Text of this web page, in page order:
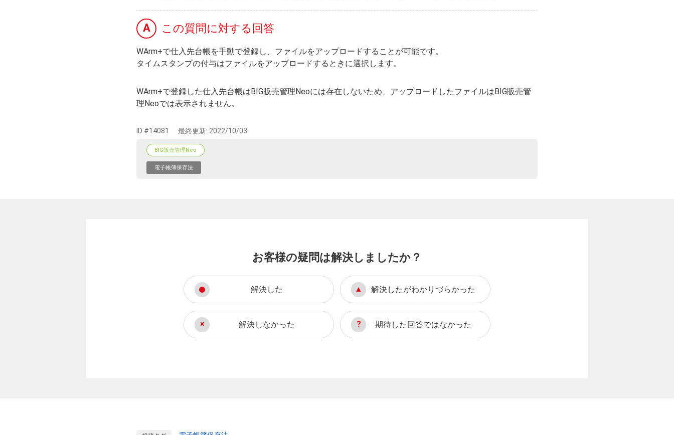
A この質問に対する回答
WArm+で仕入先台帳を手動で登録し、ファイルをアップロードすることが可能です。
タイムスタンプの付与はファイルをアップロードするときに選択します。
WArm+で登録した仕入先台帳はBIG販売管理Neoには存在しないため、アップロードしたファイルはBIG販売管
理Neoでは表示されません。
ID #14081 最終更新: 2022/10/03
BIG販売管理Neo
電子帳簿保存法
お客様の疑問は解決しましたか？
解決した 解決したがわかりづらかった
解決しなかった 期待した回答ではなかった